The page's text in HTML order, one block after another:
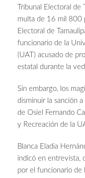
Tribunal Electoral
multa de 16 mil 800
Electoral de
funcionario de la
(UAT) acusado de
estatal durante la
Sin embargo, los
disminuir la sanción
de Osiel Fernando
y Recreación de la
Blanca Eladia
indicó en entrevista,
por el funcionario de